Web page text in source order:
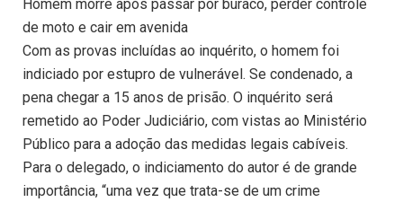
Homem morre após passar por buraco, perder controle
de moto e cair em avenida
Com as provas incluídas ao inquérito, o homem foi
indiciado por estupro de vulnerável. Se condenado, a
pena chegar a 15 anos de prisão. O inquérito será
remetido ao Poder Judiciário, com vistas ao Ministério
Público para a adoção das medidas legais cabíveis.
Para o delegado, o indiciamento do autor é de grande
importância, “uma vez que trata-se de um crime